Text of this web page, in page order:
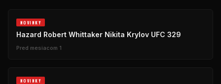
NOVINKY
Hazard Robert Whittaker Nikita Krylov UFC 329
Pred mesiacom 1
NOVINKY